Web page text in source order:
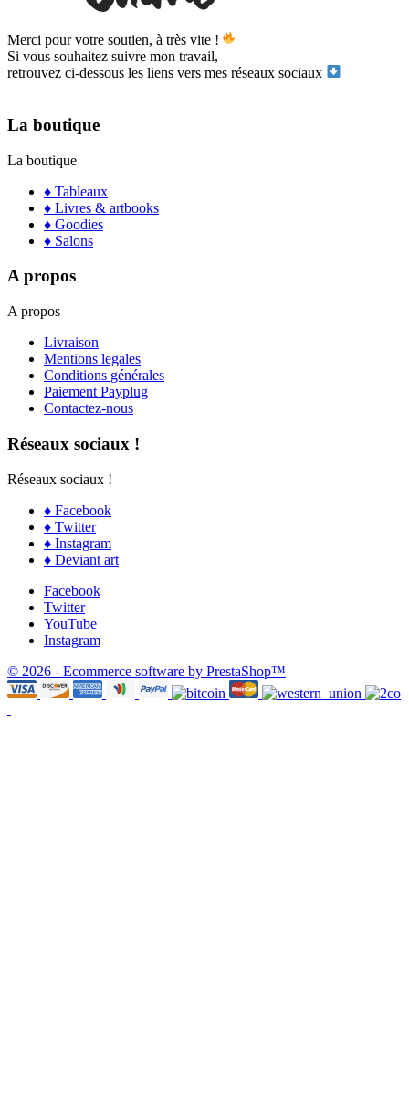
Merci pour votre soutien, à très vite !
Si vous souhaitez suivre mon travail,
retrouvez ci-dessous les liens vers mes réseaux sociaux
La boutique
La boutique
♦ Tableaux
♦ Livres & artbooks
♦ Goodies
♦ Salons
A propos
A propos
Livraison
Mentions legales
Conditions générales
Paiement Payplug
Contactez-nous
Réseaux sociaux !
Réseaux sociaux !
♦ Facebook
♦ Twitter
♦ Instagram
♦ Deviant art
Facebook
Twitter
YouTube
Instagram
© 2026 - Ecommerce software by PrestaShop™